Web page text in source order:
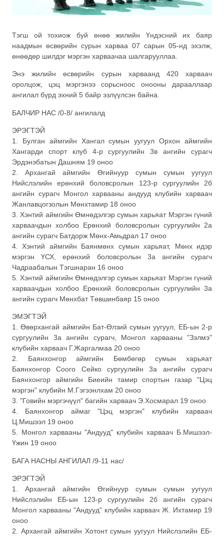
Тэгш ой тохиож буй өнөө жилийн Үндэсний их баяр
наадмын өсвөрийн сурын харваа 07 сарын 05-нд эхэлж,
өнөөдөр шилдэг мэргэн харваачаа шалгарууллаа.
Энэ жилийн өсвөрийн сурын харваанд 420 харваач
оролцож, цэц мэргэнээ сорьсноос онооны дарааллаар
ангилал бүрд эхний 5 байр эзлүүлсэн байна.
БАЛЧИР НАС /0-8/ ангилалд
ЭРЭГТЭЙ
1. Булган аймгийн Хангал сумын уугуул Орхон аймгийн
Хангарди спорт клуб 4-р сургуулийн 3в ангийн сурагч
Эрдэнэбатын Дашням 19 оноо
2. Архангай аймгийн Өгийнуур сумын сумын уугуул
Нийслэлийн ерөнхий боловсролын 123-р сургуулийн 2б
ангийн сурагч Монгол харвааны андууд клубийн харваач
Жанлавцогзолын Мөнхтамир 18 оноо
3. Хэнтий аймгийн Өмнөдэлгэр сумын харьяат Мэргэн гүний
харваачдын холбоо Ерөнхий боловсролын сургуулийн 2а
ангийн сурагч Батдорж Мөнх-Амьдрал 17 оноо
4. Хэнтий аймгийн Баянмөнх сумын харьяат, Мөнх идэр
мэргэн ҮСХ, ерөнхий боловсролын 3а ангийн сурагч
Чадраабалын Тэгшнаран 16 оноо
5. Хэнтий аймгийн Өмнөдэлгэр сумын харьяат Мэргэн гүний
харваачдын холбоо Ерөнхий боловсролын сургуулийн 3а
ангийн сурагч Мөнхбат Төвшинбаяр 15 оноо
ЭМЭГТЭЙ
1. Өвөрхангай аймгийн Бат-Өлзий сумын уугуул, ЕБ-ын 2-р
сургуулийн 3а ангийн сурагч, Монгол харвааны "Зэлмэ"
клубийн харваач Г.Жаргалмаа 20 оноо
2. Баянхонгор аймгийн Бөмбөгөр сумын харьяат
Баянхонгор Соого Сейко сургуулийн 3а ангийн сурагч
Баянхонгор аймгийн Биеийн тамир спортын газар "Цэц
мэргэн" клубийн М.Гэгээнлхам 20 оноо
3. "Говийн мэргэчүүл" багийн харваач Э.Хосмарал 19 оноо
4. Баянхонгор аймаг "Цэц мэргэн" клубийн харваач
Ц.Мишээл 19 оноо
5. Монгол харвааны "Андууд" клубийн харваач Б.Мишээл-
Үжин 19 оноо
БАГА НАСНЫ АНГИЛАЛ /9-11 нас/
ЭРЭГТЭЙ
1. Архангай аймгийн Өгийнуур сумын сумын уугуул
Нийслэлийн ЕБ-ын 123-р сургуулийн 2б ангийн сурагч
Монгол харвааны "Андууд" клубийн харваач Ж. Ихтамир 19
оноо
2. Архангай аймгийн Хотонт сумын уугуул Нийслэлийн ЕБ-